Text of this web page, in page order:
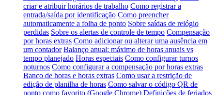
criar e atribuir horários de trabalho Como registrar a
entrada/saída por identificação Como preencher
automaticamente a folha de ponto Sobre saídas de relógio
perdidas Sobre os alertas de controle de tempo Compensação
por horas extras Como adicionar ou alterar uma ausência em
um contador Balanço anual: máximo de horas anuais vs
tempo planejado Horas especiais Como configurar turnos
noturnos Como configurar a compensação por horas extras
Banco de horas e horas extras Como usar a restrição de
edição de planilha de horas Como salvar o código QR de
ponto como favorito (Google Chrome) Definições de feriados